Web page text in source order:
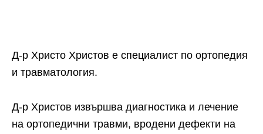
Д-р Христо Христов е специалист по ортопедия
и травматология.
Д-р Христов извършва диагностика и лечение
на ортопедични травми, вродени дефекти на